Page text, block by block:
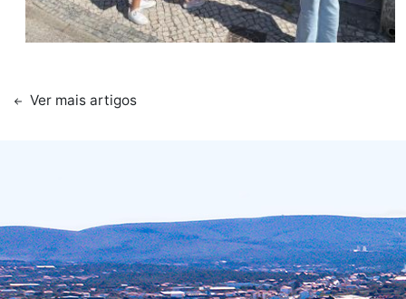
Ver mais artigos